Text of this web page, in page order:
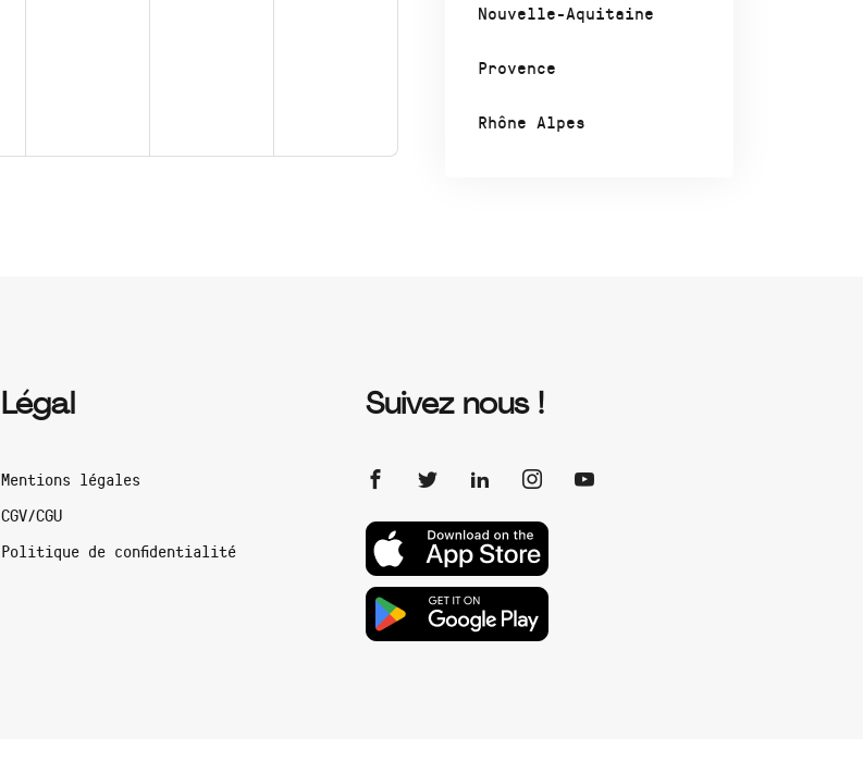
Nouvelle-Aquitaine
Provence
Rhône Alpes
Légal
Mentions légales
CGV/CGU
Politique de confidentialité
Suivez nous !